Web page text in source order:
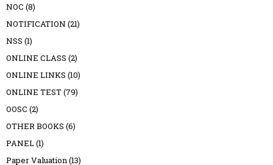
NOC (8)
NOTIFICATION (21)
NSS (1)
ONLINE CLASS (2)
ONLINE LINKS (10)
ONLINE TEST(79)
OOSC (2)
OTHER BOOKS (6)
PANEL(1)
Paper Valuation(13)